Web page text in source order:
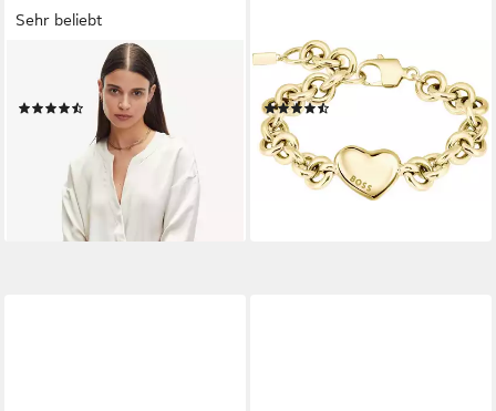
Sehr beliebt
LIEBESKIND BERLIN
(108)
ab 59,00 € UVP 99,90 €
lieferbar - in 1-2 Werktagen bei dir
BOSS
Armkette HONEY LOVE
119,00 €
lieferbar - in 1-2 Werktagen bei dir